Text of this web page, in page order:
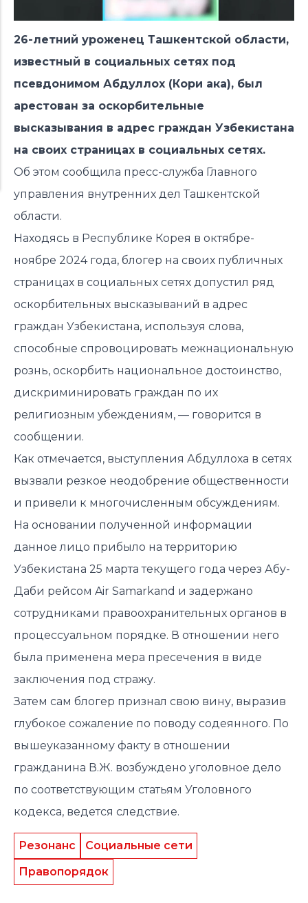
26-летний уроженец Ташкентской области,
известный в социальных сетях под
псевдонимом Абдуллох (Кори ака), был
арестован за оскорбительные
высказывания в адрес граждан Узбекистана
на своих страницах в социальных сетях.
Об этом сообщила пресс-служба Главного
управления внутренних дел Ташкентской
области.
Находясь в Республике Корея в октябре-
ноябре 2024 года, блогер на своих публичных
страницах в социальных сетях допустил ряд
оскорбительных высказываний в адрес
граждан Узбекистана, используя слова,
способные спровоцировать межнациональную
рознь, оскорбить национальное достоинство,
дискриминировать граждан по их
религиозным убеждениям, — говорится в
сообщении.
Как отмечается, выступления Абдуллоха в сетях
вызвали резкое неодобрение общественности
и привели к многочисленным обсуждениям.
На основании полученной информации
данное лицо прибыло на территорию
Узбекистана 25 марта текущего года через Абу-
Даби рейсом Air Samarkand и задержано
сотрудниками правоохранительных органов в
процессуальном порядке. В отношении него
была применена мера пресечения в виде
заключения под стражу.
Затем сам блогер признал свою вину, выразив
глубокое сожаление по поводу содеянного. По
вышеуказанному факту в отношении
гражданина В.Ж. возбуждено уголовное дело
по соответствующим статьям Уголовного
кодекса, ведется следствие.
Резонанс
Социальные сети
Правопорядок